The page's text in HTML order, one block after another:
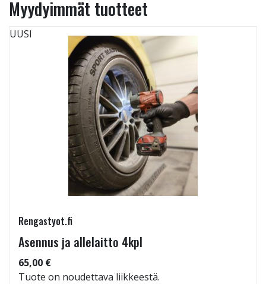
Myydyimmät tuotteet
UUSI
Rengastyot.fi
Asennus ja allelaitto 4kpl
65,00 €
Tuote on noudettava liikkeestä.